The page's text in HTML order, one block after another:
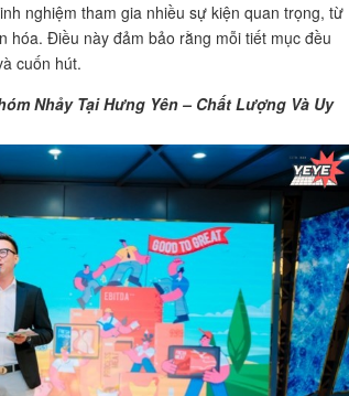
nghiệm tham gia nhiều sự kiện quan trọng, từ
hóa. Điều này đảm bảo rằng mỗi tiết mục đều
cuốn hút.
Nhảy Tại Hưng Yên – Chất Lượng Và Uy